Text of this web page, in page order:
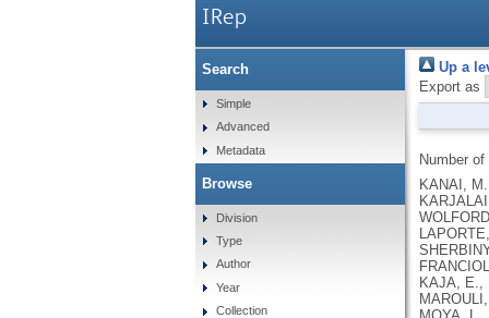
IRep
Up a
Export as
Number
KANAI, M., ANDREWS, S.J., CORDIOLI, M., STEVENS, C., NEALE, B.M., DALY, M., GANNA, A., PATHAK, G.A., IWASAKI, A., KARJALAINEN, J., MEHTONEN, J., PIRINEN, M., CHWIALKOWSKA, K., TRANKIEM, A., BALACONIS, M.K., VEERAPEN, K., WOLFORD, B.N., AHMAD, H.F., ANDREWS, S., VON HOHENSTAUFEN PUOTI, K.A., BOER, C., BOUA, P.R., BUTLER-LAPORTE, G., CADILLA, C.L., CHWIAŁKOWSKA, K., COLOMBO, F., DOUILLARD, V., DUEKER, N., DUTTA, A.K., EL-SHERBINY, Y.M., ELTOUKHY, M.M., ESMAEELI, S., FAUCON, A., FAVE, M.J., CADENAS, I.F., FRANCESCATTO, M., FRANCIOLI, L., FRANKE, L., FUENTES, M., DURÁN, R.G., CABRERO, D.G., HARRY, E.N., JANSEN, P., SZENTPÉTERI, J.L., KAJA, E., KANAI, M., KIRK, C., KOUSATHANAS, A., KRIEGER, J.E., PATEL, S.K., LEMAÇON, A., LIMOU, S., LIÓ, P., MAROULI, E., MARTTILA, M.M., MEDINA-GÓMEZ, C.,
Search
Simple
Advanced
Metadata
Browse
Division
Type
Author
Year
Collection